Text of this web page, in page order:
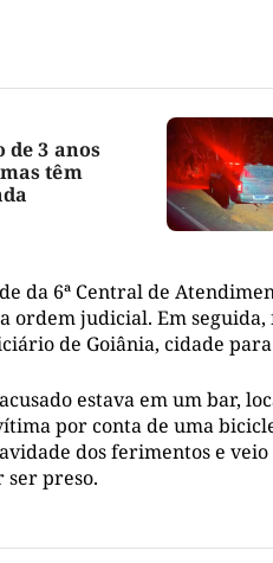
de 3 anos
têm
da 6ª Central de
judicial. Em
de Goiânia, cidade
estava em um bar,
por conta de uma
dos ferimentos e
preso.